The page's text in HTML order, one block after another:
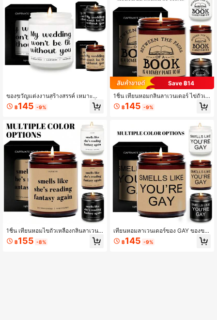
ห้อง, ของขวัญวันเกิด, ของขวัญสนุกๆ ที่
สมบูรณ์แบบ
ของขวัญแต่งงานสร้างสรรค์ เหมาะสำห
รับเพื่อนเจ้าสาว เพื่อนเจ้าสาวหลัก เพื่อ
นเจ้าบ่าว แขก เพื่อนสนิท งานหมั้น งาน
โอกาสอื่นๆ ของขวัญเล็กๆ น่ารัก ใส่ใจ แ
ปลกใหม่ น่าสนใจ มีเอกลักษณ์ ของใช้ที่
ใช้ได้จริง เทียนหอม วันหยุด วันพักผ่อน
ฤดูใบไม้ร่วง/ฤดูหนาว ตกแต่งห้อง วันเ
กิด ของขวัญรับปริญญา
฿145 -9%
1ชิ้น เทียนหอมไขถั่วเหลืองกลิ่นลาเวนเ
ดอร์, ของขวัญสำหรับคนรักหนังสือ, อุป
กรณ์หนอนหนังสือ, เครื่องประดับสำหรับ
฿155 -8%
Save ฿14
1ชิ้น เทียนหอมกลิ่นลาเวนเดอร์ ไข่ถั่วเห
ลือง ของขวัญสำหรับนักเขียน คนรักหนั
งสือ ผู้หญิงผู้ชาย สิ่งของสำหรับคนชอบ
ญ ของขวัญสำหรับคนที่ชอบอ่านหนังสือ
ของขวัญสำหรับครู ของขวัญวันเกิดที่ต
ลกสำหรับคนชอบอ่านหนังสือ บรรณารั
กษ์ ตกแต่งห้อง ของขวัญ
฿145 -9%
เทียนหอมลาเวนเดอร์ของ GAY ของขวั
ญสำหรับผู้ชายรักร่วมเพศ, ของขวัญตล
กสำหรับแฟน พี่ชาย สามี, ของขวัญวัน
฿145 -9%